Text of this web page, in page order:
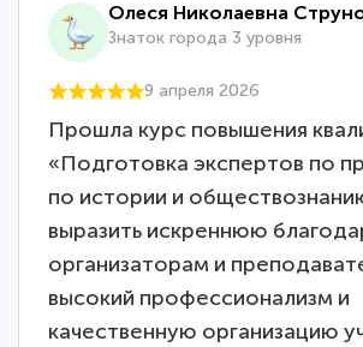
Олеся Николаевна
Знаток города 3 уровня
9 апреля 2026
Прошла курс повышения
«Подготовка экспертов по
по истории и
выразить искреннюю
организаторам и
высокий профессионализм и
качественную организацию